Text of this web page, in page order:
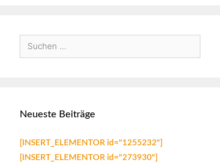
Neueste Beiträge
[INSERT_ELEMENTOR id="1255232"]
[INSERT_ELEMENTOR id="273930"]